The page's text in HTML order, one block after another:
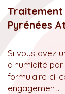
Traitement
Pyrénées
Si vous avez
d’humidité
formulaire ci-
engagement.